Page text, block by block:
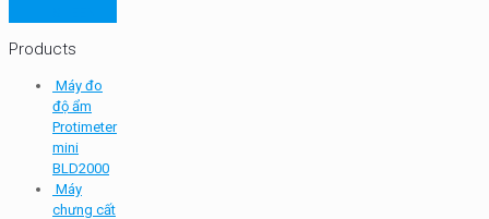
Products
Máy đo
độ ẩm
Protimeter
mini
BLD2000
Máy
chưng cất